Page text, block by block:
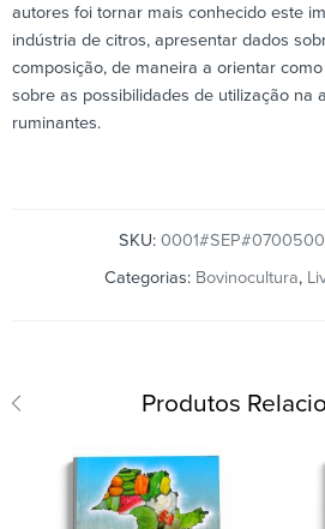
autores foi tornar mais conhecido este
indústria de citros, apresentar dados
composição, de maneira a orientar
sobre as possibilidades de utilização na
ruminantes.
SKU:
Categorias: Bovinocultura,
Produtos